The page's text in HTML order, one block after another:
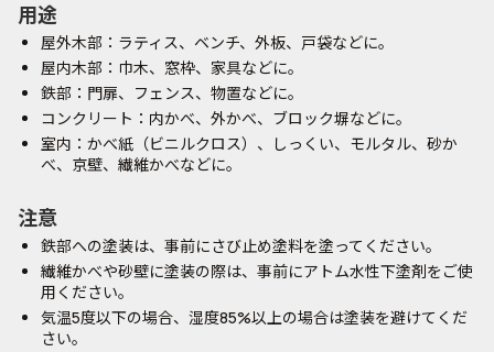
用途
屋外木部：ラティス、ベンチ、外板、戸袋などに。
屋内木部：巾木、窓枠、家具などに。
鉄部：門扉、フェンス、物置などに。
コンクリート：内かべ、外かべ、ブロック塀などに。
室内：かべ紙（ビニルクロス）、しっくい、モルタル、砂か
べ、京壁、繊維かべなどに。
注意
鉄部への塗装は、事前にさび止め塗料を塗ってください。
繊維かべや砂壁に塗装の際は、事前にアトム水性下塗剤をご使
用ください。
気温5度以下の場合、湿度85%以上の場合は塗装を避けてくだ
さい。